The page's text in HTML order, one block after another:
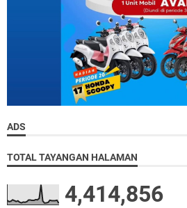
ADS
TOTAL TAYANGAN HALAMAN
4,414,856